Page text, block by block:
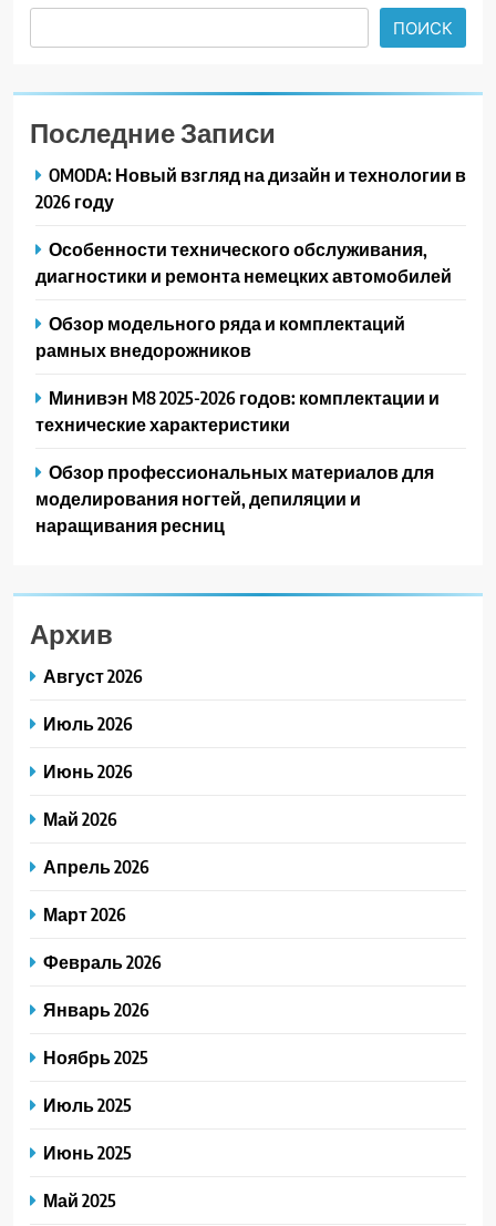
ПОИСК
Последние Записи
OMODA: Новый взгляд на дизайн и технологии в
2026 году
Особенности технического обслуживания,
диагностики и ремонта немецких автомобилей
Обзор модельного ряда и комплектаций
рамных внедорожников
Минивэн M8 2025-2026 годов: комплектации и
технические характеристики
Обзор профессиональных материалов для
моделирования ногтей, депиляции и
наращивания ресниц
Архив
Август 2026
Июль 2026
Июнь 2026
Май 2026
Апрель 2026
Март 2026
Февраль 2026
Январь 2026
Ноябрь 2025
Июль 2025
Июнь 2025
Май 2025